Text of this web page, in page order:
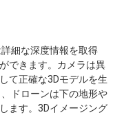
細な深度情報を取得
できます。カメラは異
て正確な3Dモデルを生
ドローンは下の地形や
ます。3Dイメージング